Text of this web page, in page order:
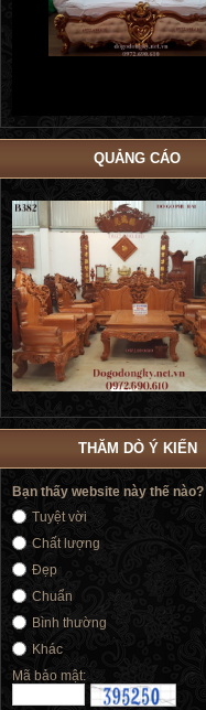
Cô Dâu Dát Vàng | Giường
Siêu Sang Trọng GN184
QUẢNG CÁO
THĂM DÒ Ý KIẾN
Bạn thấy website này thế nào?
Tuyệt vời
Chất lượng
Đẹp
Chuẩn
Bình thường
Khác
Mã bảo mật: